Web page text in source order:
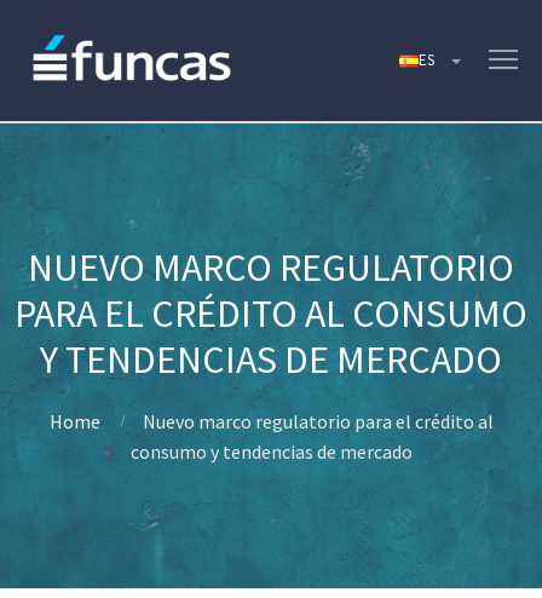
NUEVO MARCO REGULATORIO
PARA EL CRÉDITO AL CONSUMO
Y TENDENCIAS DE MERCADO
Home
Nuevo marco regulatorio para el crédito al
consumo y tendencias de mercado